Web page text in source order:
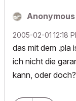
Anonymous
‎2005-02-01 12:18
das mit dem .pla
ich nicht die
kann, oder doch?